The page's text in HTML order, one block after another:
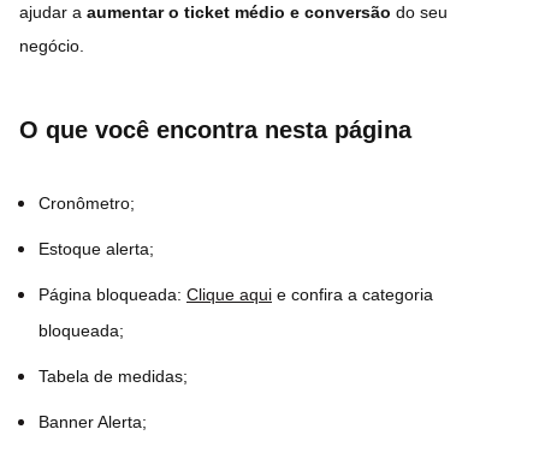
ajudar a aumentar o ticket médio e conversão do seu
negócio.
O que você encontra nesta página
Cronômetro;
Estoque alerta;
Página bloqueada: Clique aqui e confira a categoria
bloqueada;
Tabela de medidas;
Banner Alerta;